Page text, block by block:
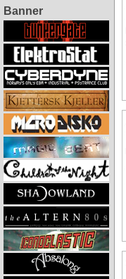
Banner